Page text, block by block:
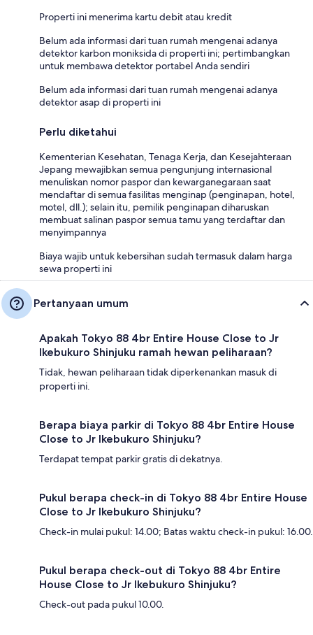
Properti ini menerima kartu debit atau kredit
Belum ada informasi dari tuan rumah mengenai adanya
detektor karbon moniksida di properti ini; pertimbangkan
untuk membawa detektor portabel Anda sendiri
Belum ada informasi dari tuan rumah mengenai adanya
detektor asap di properti ini
Perlu diketahui
Kementerian Kesehatan, Tenaga Kerja, dan Kesejahteraan
Jepang mewajibkan semua pengunjung internasional
menuliskan nomor paspor dan kewarganegaraan saat
mendaftar di semua fasilitas menginap (penginapan, hotel,
motel, dll.); selain itu, pemilik penginapan diharuskan
membuat salinan paspor semua tamu yang terdaftar dan
menyimpannya
Biaya wajib untuk kebersihan sudah termasuk dalam harga
sewa properti ini
Pertanyaan umum
Apakah Tokyo 88 4br Entire House Close to Jr
Ikebukuro Shinjuku ramah hewan peliharaan?
Tidak, hewan peliharaan tidak diperkenankan masuk di
properti ini.
Berapa biaya parkir di Tokyo 88 4br Entire House
Close to Jr Ikebukuro Shinjuku?
Terdapat tempat parkir gratis di dekatnya.
Pukul berapa check-in di Tokyo 88 4br Entire House
Close to Jr Ikebukuro Shinjuku?
Check-in mulai pukul: 14.00; Batas waktu check-in pukul: 16.00.
Pukul berapa check-out di Tokyo 88 4br Entire
House Close to Jr Ikebukuro Shinjuku?
Check-out pada pukul 10.00.